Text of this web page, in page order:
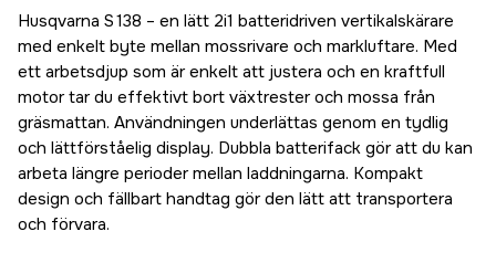
Husqvarna S 138 – en lätt 2i1 batteridriven vertikalskärare
med enkelt byte mellan mossrivare och markluftare. Med
ett arbetsdjup som är enkelt att justera och en kraftfull
motor tar du effektivt bort växtrester och mossa från
gräsmattan. Användningen underlättas genom en tydlig
och lättförståelig display. Dubbla batterifack gör att du kan
arbeta längre perioder mellan laddningarna. Kompakt
design och fällbart handtag gör den lätt att transportera
och förvara.